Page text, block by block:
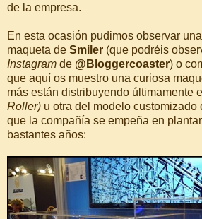
de la empresa.
En esta ocasión pudimos observar
maqueta de Smiler (que podréis
Instagram de @Bloggercoaster) o
que aquí os muestro una curiosa
más están distribuyendo últimamente
Roller) u otra del modelo customizado
que la compañía se empeña en
bastantes años: